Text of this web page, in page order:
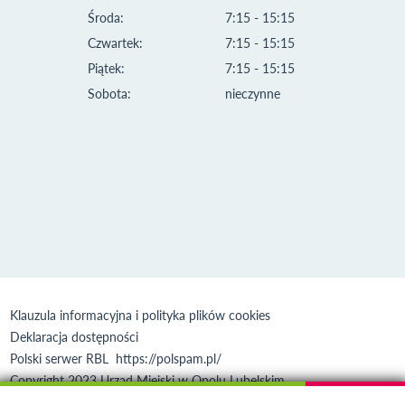
Środa:
Czwartek:
Piątek:
Sobota:
7:15 - 15:15
7:15 - 15:15
7:15 - 15:15
nieczynne
Klauzula informacyjna i polityka plików cookies
Deklaracja dostępności
Polski serwer RBL https://polspam.pl/
Copyright 2023 Urząd Miejski w Opolu Lubelskim